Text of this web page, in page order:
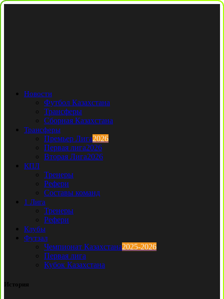
Новости
Футбол Казахстана
Трансферы
Сборная Казахстана
Трансферы
Премьер Лига2026
Первая лига2026
Вторая Лига2026
КПЛ
Тренеры
Рефери
Составы команд
1 Лига
Тренеры
Рефери
Клубы
Футзал
Чемпионат Казахстана2025-2026
Первая лига
Кубок Казахстана
История